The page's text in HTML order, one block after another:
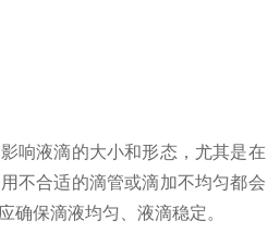
液滴的大小和形态，尤其是在
不合适的滴管或滴加不均匀都会
确保滴液均匀、液滴稳定。